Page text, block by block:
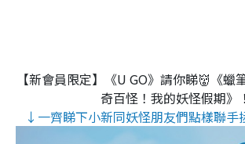
【新會員限定】《U GO》請你睇👹《蠟
奇百怪！我的妖怪假期》！
↓一齊睇下小新同妖怪朋友們點樣聯手